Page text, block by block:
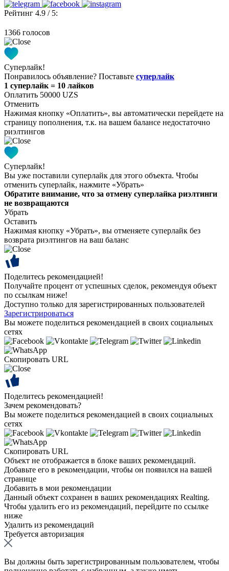
Рейтинг 4.9 / 5:
1366 голосов
Суперлайк!
Понравилось объявление? Поставьте суперлайк
1 суперлайк = 10 лайков
Оплатить 50000 UZS
Отменить
Нажимая кнопку «Оплатить», вы автоматически перейдете на
страницу пополнения, т.к. на вашем балансе недостаточно
риэлтингов
Суперлайк!
Вы уже поставили суперлайк для этого объекта. Чтобы
отменить суперлайк, нажмите «Убрать»
Обратите внимание, что за отмену суперлайка риэлтинги
не возвращаются
Убрать
Оставить
Нажимая кнопку «Убрать», вы отменяете суперлайк без
возврата риэлтингов на ваш баланс
Поделитесь рекомендацией!
Получайте процент от успешных сделок, рекомендуя объект
по ссылкам ниже!
Доступно только для зарегистрированных пользователей
Зарегистрироваться
Вы можете поделиться рекомендацией в своих социальных
сетях
Скопировать URL
Поделитесь рекомендацией!
Зачем рекомендовать?
Вы можете поделиться рекомендацией в своих социальных
сетях
Скопировать URL
Объект не отображается в блоке ваших рекомендаций.
Добавьте его в рекомендации, чтобы он появился на вашей
странице
Добавить в мои рекомендации
Данный объект сохранен в ваших рекомендациях Realting.
Чтобы удалить его из рекомендаций, перейдите по ссылке
ниже
Удалить из рекомендаций
Требуется авторизация
Вы должны быть зарегистрированным пользователем, чтобы